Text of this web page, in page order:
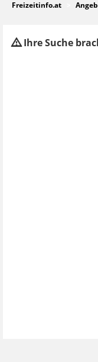
Freizeitinfo.at
Ihre Suche